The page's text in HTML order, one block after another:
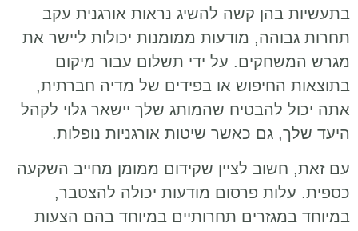
בתעשיות בהן קשה להשיג נראות אורגנית עקב
תחרות גבוהה, מודעות ממומנות יכולות ליישר את
מגרש המשחקים. על ידי תשלום עבור מיקום
בתוצאות החיפוש או בפידים של מדיה חברתית,
אתה יכול להבטיח שהמותג שלך יישאר גלוי לקהל
היעד שלך, גם כאשר שיטות אורגניות נופלות.
עם זאת, חשוב לציין שקידום ממומן מחייב השקעה
כספית. עלות פרסום מודעות יכולה להצטבר,
במיוחד במגזרים תחרותיים במיוחד בהם הצעות